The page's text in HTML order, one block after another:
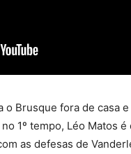
o Brusque fora de casa
1º tempo, Léo Matos
as defesas de